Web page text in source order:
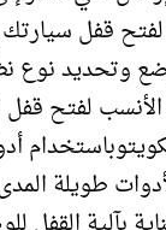
لفتح قفل
وتحديد نوع
لفتح قفل
طويلة